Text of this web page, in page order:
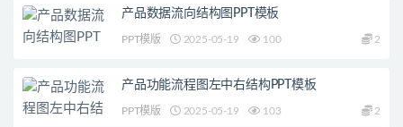
产品数据流向结构图PPT模板
PPT模版 2025-05-19 100 2
产品功能流程图左中右结构PPT模板
PPT模版 2025-05-19 103 2